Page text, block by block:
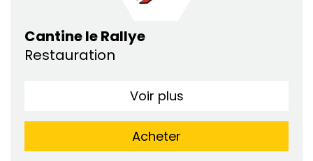
Cantine le Rallye
Restauration
Voir plus
Acheter